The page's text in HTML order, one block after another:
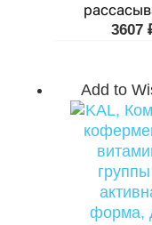
3607
Add to